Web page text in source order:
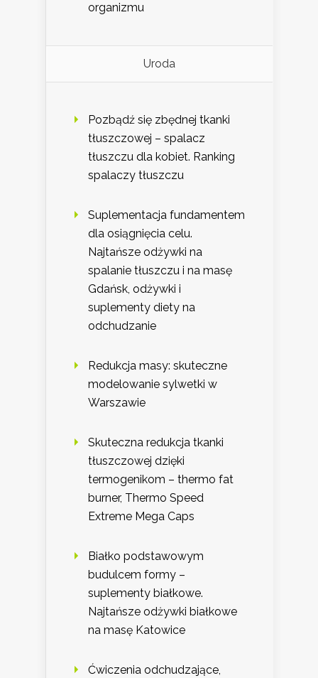
organizmu
Uroda
Pozbądź się zbędnej tkanki
tłuszczowej – spalacz
tłuszczu dla kobiet. Ranking
spalaczy tłuszczu
Suplementacja fundamentem
dla osiągnięcia celu.
Najtańsze odżywki na
spalanie tłuszczu i na masę
Gdańsk, odżywki i
suplementy diety na
odchudzanie
Redukcja masy: skuteczne
modelowanie sylwetki w
Warszawie
Skuteczna redukcja tkanki
tłuszczowej dzięki
termogenikom – thermo fat
burner, Thermo Speed
Extreme Mega Caps
Białko podstawowym
budulcem formy –
suplementy białkowe.
Najtańsze odżywki białkowe
na masę Katowice
Ćwiczenia odchudzające,